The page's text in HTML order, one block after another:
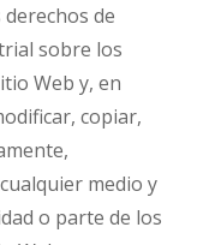
de
sobre los
Web y, en
copiar,
medio y
o parte de los